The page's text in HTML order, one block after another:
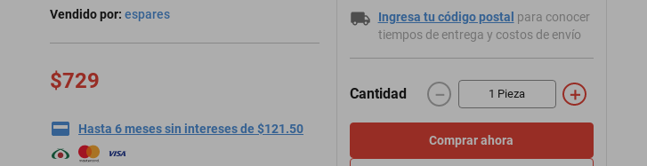
Vendido por: espares
$729
Hasta 6 meses sin intereses de $121.50
Ingresa tu código postal para conocer
tiempos de entrega y costos de envío
Cantidad ＋
－
Comprar ahora